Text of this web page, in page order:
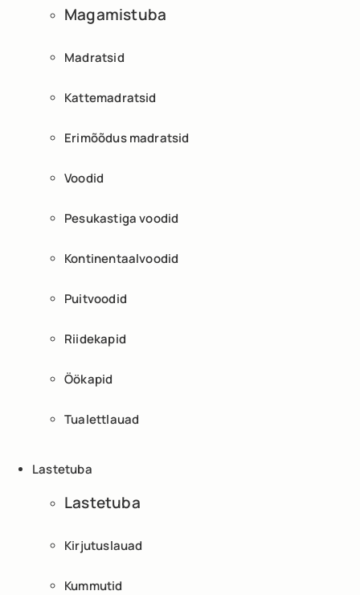
Magamistuba
Madratsid
Kattemadratsid
Erimõõdus madratsid
Voodid
Pesukastiga voodid
Kontinentaalvoodid
Puitvoodid
Riidekapid
Öökapid
Tualettlauad
Lastetuba
Lastetuba
Kirjutuslauad
Kummutid